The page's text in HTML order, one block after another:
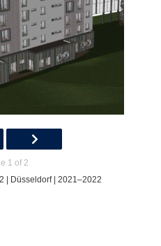
1 of 2
| Düsseldorf | 2021–2022